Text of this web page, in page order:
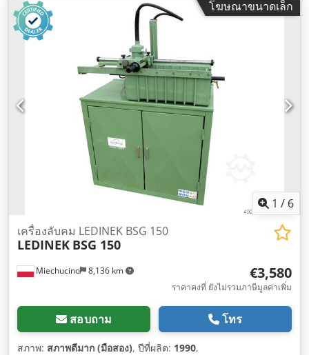
โฆษณาขนาดเล็ก
1 / 6
Miechucino 8,136 km
เครื่องลับคม LEDINEK BSG 150
LEDINEK BSG 150
€3,580
ราคาคงที่ ยังไม่รวมภาษีมูลค่าเพิ่ม
สอบถาม โทร
สภาพ: สภาพดีมาก (มือสอง), ปีที่ผลิต: 1990,